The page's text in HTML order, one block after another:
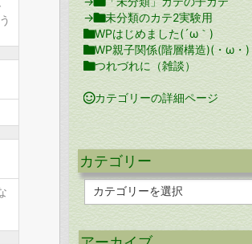
→未分類のカテ2実験用
WPはじめました(´ω｀)
WP親子関係(階層構造)(・ω・)
つれづれに（雑談）
カテゴリーの詳細ページ
カテゴリー
テ
リ